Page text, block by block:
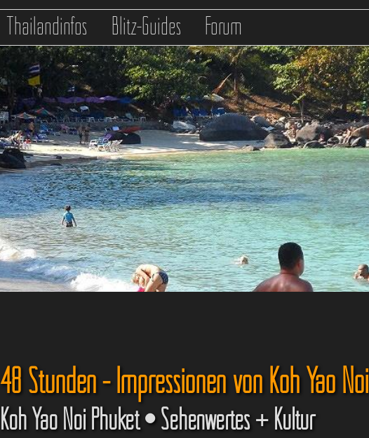
Thailandinfos Blitz-Guides Forum
48 Stunden - Impressionen von Koh Yao Noi
Koh Yao Noi Phuket • Sehenwertes + Kultur